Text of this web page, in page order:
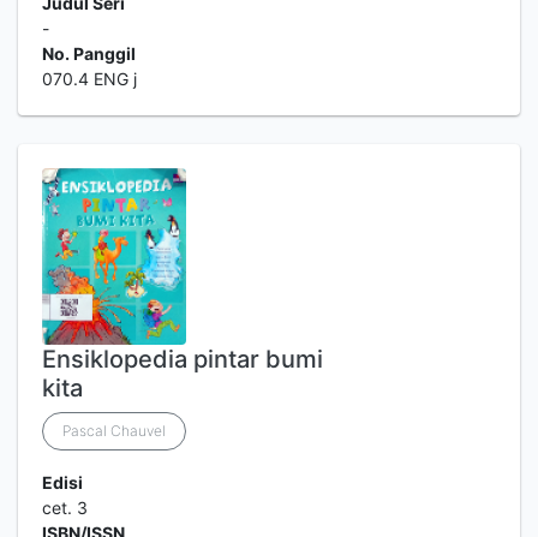
-
No. Panggil
070.4 ENG j
Ensiklopedia pintar bumi
kita
Pascal Chauvel
Edisi
cet. 3
ISBN/ISSN